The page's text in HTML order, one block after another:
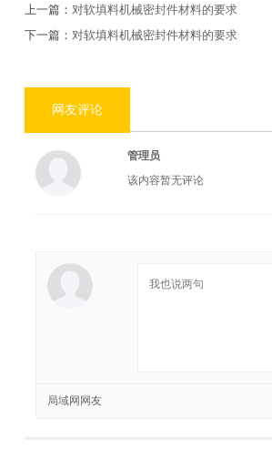
上一篇： 对软填料机械密封件材料的要求
下一篇： 对软填料机械密封件材料的要求
网友评论
管理员
该内容暂无评论
局域网网友